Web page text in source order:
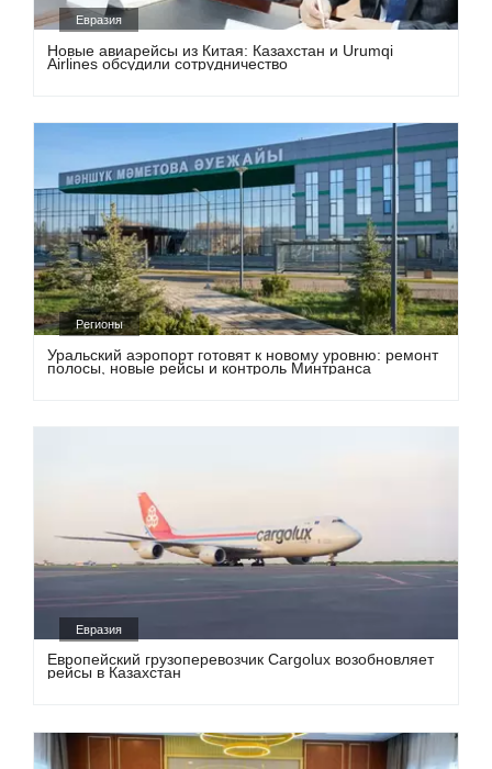
Евразия
Новые авиарейсы из Китая: Казахстан и Urumqi
Airlines обсудили сотрудничество
Регионы
Уральский аэропорт готовят к новому уровню: ремонт
полосы, новые рейсы и контроль Минтранса
Евразия
Европейский грузоперевозчик Cargolux возобновляет
рейсы в Казахстан